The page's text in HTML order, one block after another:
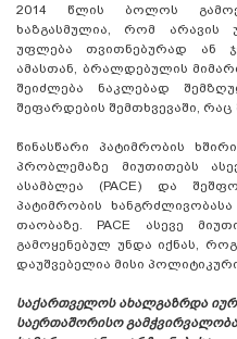
2014 წლის ბოლოს
ხაზგასმულია, რომ არავის
უფლება თვითნებურად ან
ამასთან, ბრალდებულის
შეიძლება ნაკლებად
შეფარდების შემთხვევაში,
წინასწარი პატიმრობის
პრობლემაზე მიუთითებს
ასამბლეა (PACE) და
პატიმრობის
თაობაზე. PACE ასევე
გამოყენებულ უნდა იქნას,
დაუშვებელია მისი
საქართველოს ახალგაზრდა
საერთაშორისო